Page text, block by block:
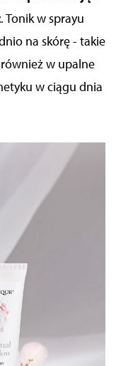
. Tonik w sprayu
na skórę - takie
w upalne
w ciągu dnia